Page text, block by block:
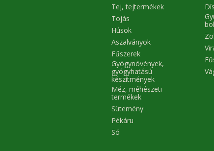
Tej, tejtermékek
Tojás
Húsok
Aszalványok
Fűszerek
Gyógynövények,
gyógyhatású
készítmények
Méz, méhészeti
termékek
Sütemény
Pékáru
Só